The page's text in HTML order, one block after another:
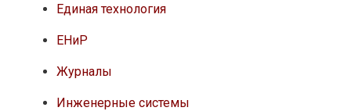
Единая технология
ЕНиР
Журналы
Инженерные системы